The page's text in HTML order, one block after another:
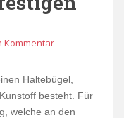
Kommentar
Haltebügel,
besteht. Für
welche an den